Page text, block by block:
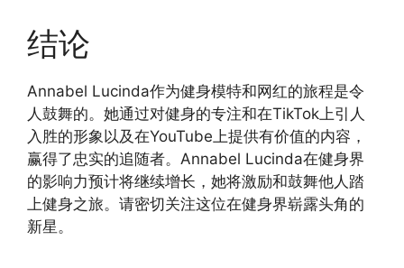
结论
Annabel Lucinda作为健身模特和网红的旅程是令
人鼓舞的。她通过对健身的专注和在TikTok上引人
入胜的形象以及在YouTube上提供有价值的内容，
赢得了忠实的追随者。Annabel Lucinda在健身界
的影响力预计将继续增长，她将激励和鼓舞他人踏
上健身之旅。请密切关注这位在健身界崭露头角的
新星。